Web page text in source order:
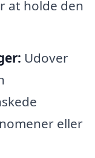
at holde den
Udover
eller